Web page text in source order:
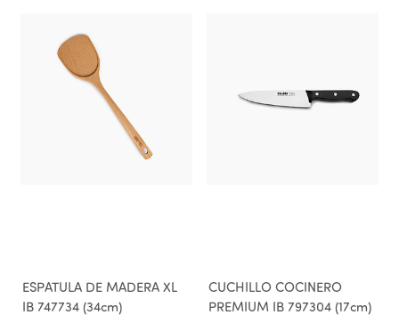
ESPATULA DE MADERA XL
IB 747734 (34cm)
CUCHILLO COCINERO
PREMIUM IB 797304 (17cm)